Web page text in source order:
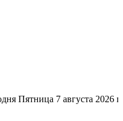
Пятница 7 августа 2026 г.